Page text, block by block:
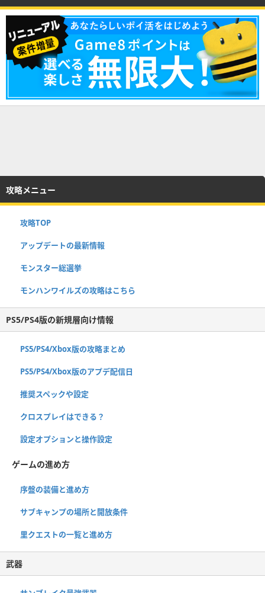
攻略メニュー
攻略TOP
アップデートの最新情報
モンスター総選挙
モンハンワイルズの攻略はこちら
PS5/PS4版の新規層向け情報
PS5/PS4/Xbox版の攻略まとめ
PS5/PS4/Xbox版のアプデ配信日
推奨スペックや設定
クロスプレイはできる？
設定オプションと操作設定
ゲームの進め方
序盤の装備と進め方
サブキャンプの場所と開放条件
里クエストの一覧と進め方
武器